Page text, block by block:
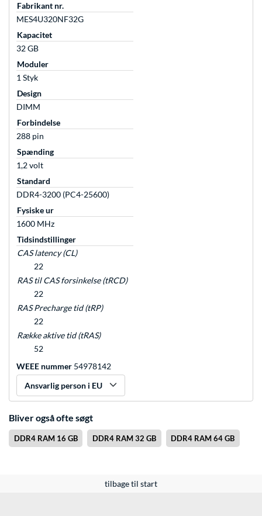
Fabrikant nr.
MES4U320NF32G
Kapacitet
32 GB
Moduler
1 Styk
Design
DIMM
Forbindelse
288 pin
Spænding
1,2 volt
Standard
DDR4-3200 (PC4-25600)
Fysiske ur
1600 MHz
Tidsindstillinger
CAS latency (CL)
22
RAS til CAS forsinkelse (tRCD)
22
RAS Precharge tid (tRP)
22
Række aktive tid (tRAS)
52
WEEE nummer 54978142
Ansvarlig person i EU
Bliver også ofte søgt
DDR4 RAM 16 GB DDR4 RAM 32 GB DDR4 RAM 64 GB
tilbage til start